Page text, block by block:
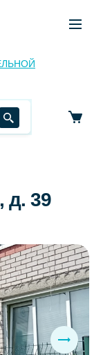
д. 39